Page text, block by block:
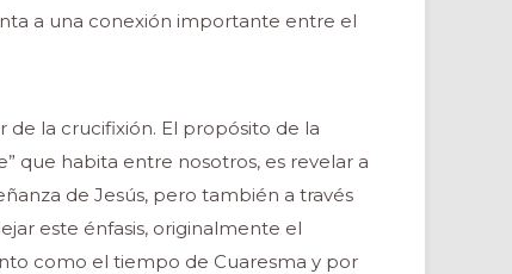
a una conexión importante entre el
de la crucifixión. El propósito de la
que habita entre nosotros, es revelar a
de Jesús, pero también a través
este énfasis, originalmente el
como el tiempo de Cuaresma y por